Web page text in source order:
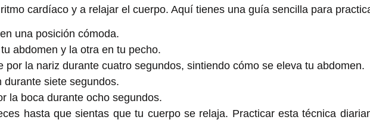
cardíaco y a relajar el cuerpo. Aquí tienes una guía sencilla para
una posición cómoda.
abdomen y la otra en tu pecho.
por la nariz durante cuatro segundos, sintiendo cómo se eleva tu abdomen.
durante siete segundos.
la boca durante ocho segundos.
hasta que sientas que tu cuerpo se relaja. Practicar esta técnica